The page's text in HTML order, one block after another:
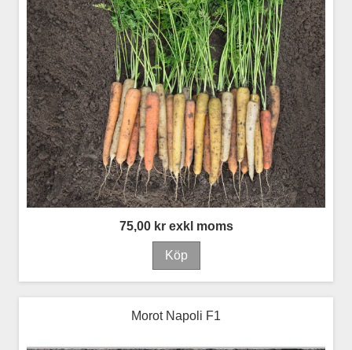
75,00 kr exkl moms
Morot Napoli F1